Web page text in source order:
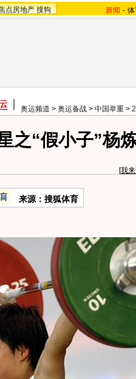
点房地产 搜狗 新闻 -
奥运频道 > 奥运备战 > 中国举重 >
之“假小子”杨
[我
来源：搜狐体育